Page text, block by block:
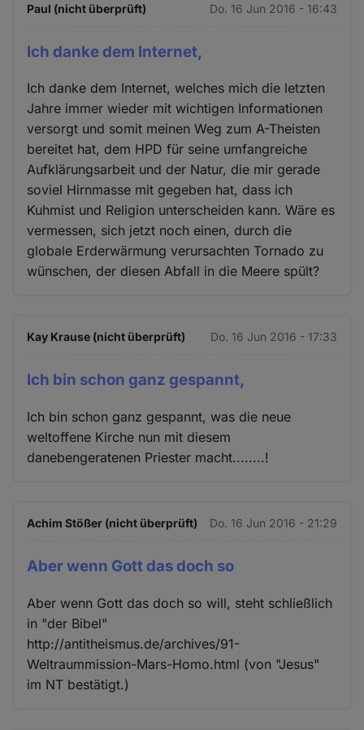
Paul (nicht überprüft) Do. 16 Jun 2016 - 16:43
Ich danke dem Internet,
Ich danke dem Internet, welches mich die letzten
Jahre immer wieder mit wichtigen Informationen
versorgt und somit meinen Weg zum A-Theisten
bereitet hat, dem HPD für seine umfangreiche
Aufklärungsarbeit und der Natur, die mir gerade
soviel Hirnmasse mit gegeben hat, dass ich
Kuhmist und Religion unterscheiden kann. Wäre es
vermessen, sich jetzt noch einen, durch die
globale Erderwärmung verursachten Tornado zu
wünschen, der diesen Abfall in die Meere spült?
Kay Krause (nicht überprüft) Do. 16 Jun 2016 - 17:33
Ich bin schon ganz gespannt,
Ich bin schon ganz gespannt, was die neue
weltoffene Kirche nun mit diesem
danebengeratenen Priester macht........!
Achim Stößer (nicht überprüft) Do. 16 Jun 2016 - 21:29
Aber wenn Gott das doch so
Aber wenn Gott das doch so will, steht schließlich
in "der Bibel"
http://antitheismus.de/archives/91-
Weltraummission-Mars-Homo.html (von "Jesus"
im NT bestätigt.)